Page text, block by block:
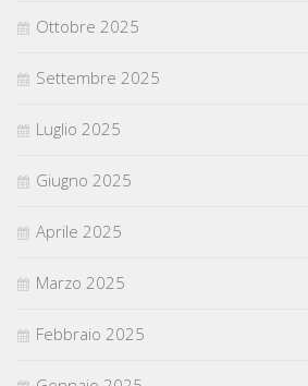
Ottobre 2025
Settembre 2025
Luglio 2025
Giugno 2025
Aprile 2025
Marzo 2025
Febbraio 2025